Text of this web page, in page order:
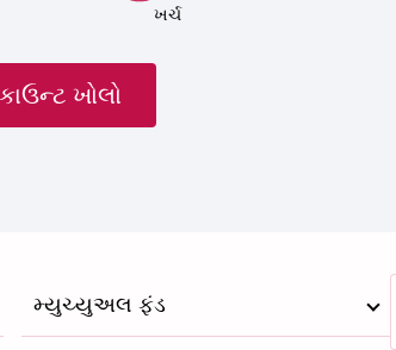
ખર્ચ
ખોલો
મ્યુચ્યુઅલ ફંડ